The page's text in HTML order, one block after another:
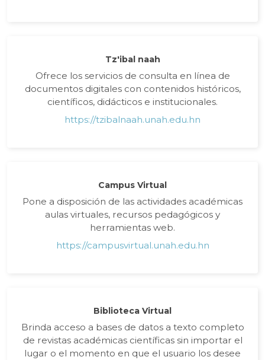
Tz'ibal naah
Ofrece los servicios de consulta en línea de
documentos digitales con contenidos históricos,
científicos, didácticos e institucionales.
https://tzibalnaah.unah.edu.hn
Campus Virtual
Pone a disposición de las actividades académicas
aulas virtuales, recursos pedagógicos y
herramientas web.
https://campusvirtual.unah.edu.hn
Biblioteca Virtual
Brinda acceso a bases de datos a texto completo
de revistas académicas científicas sin importar el
lugar o el momento en que el usuario los desee